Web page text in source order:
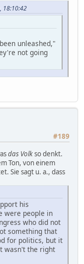
18:10:42
unleashed,"
not going
#189
das Volkso denkt.
Ton, von einem
Sie sagt u. a., dass
his
were people in
who did not
something that
for politics, but it
wasn't the right